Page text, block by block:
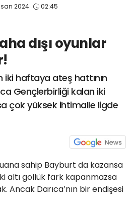
2024 02:45
dışı oyunlar
iki haftaya ateş hattının
Gençlerbirliği kalan iki
çok yüksek ihtimalle ligde
sahip Bayburt da kazansa
altı gollük fark kapanmazsa
Ancak Darıca’nın bir endişesi
info@spor41.com